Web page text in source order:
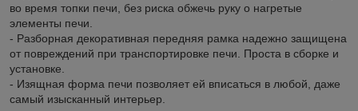
во время топки печи, без риска обжечь руку о нагретые
элементы печи.
- Разборная декоративная передняя рамка надежно защищена
от повреждений при транспортировке печи. Проста в сборке и
установке.
- Изящная форма печи позволяет ей вписаться в любой, даже
самый изысканный интерьер.